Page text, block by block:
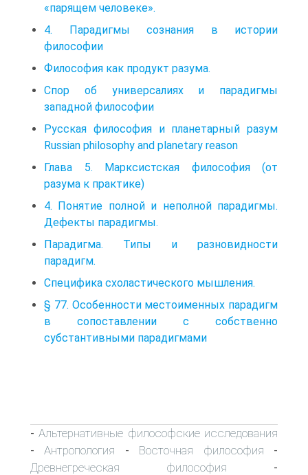
«парящем человеке».
4. Парадигмы сознания в истории
философии
Философия как продукт разума.
Спор об универсалиях и парадигмы
западной философии
Русская философия и планетарный разум
Russian philosophy and planetary reason
Глава 5. Марксистская философия (от
разума к практике)
4. Понятие полной и неполной парадигмы.
Дефекты парадигмы.
Парадигма. Типы и разновидности
парадигм.
Специфика схоластического мышления.
§ 77. Особенности местоименных парадигм
в сопоставлении с собственно
субстантивными парадигмами
-Альтернативные философские исследования
-Антропология - Восточная философия -
Древнегреческая философия -